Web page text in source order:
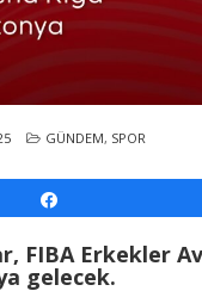
GÜNDEM, SPOR
FIBA Erkekler
gelecek.